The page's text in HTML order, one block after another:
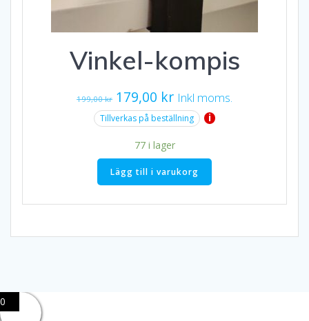
Vinkel-kompis
199,00kr Det
ursprungliga
var:
199,00 kr.
179,00 krDet
nuvarande
är:
179,00 kr.
Inkl moms.
Tillverkas på beställning i
77 i lager
Lägg till i varukorg
0